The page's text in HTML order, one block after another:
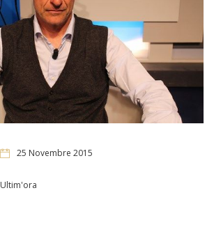
25 Novembre 2015
Ultim'ora